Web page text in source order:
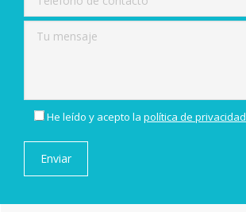
He leído y acepto lapolítica de privacidad